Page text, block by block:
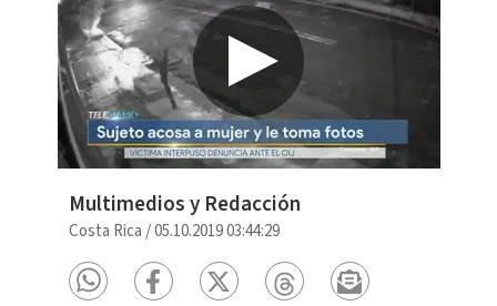
Multimedios y Redacción
Costa Rica /05.10.2019 03:44:29